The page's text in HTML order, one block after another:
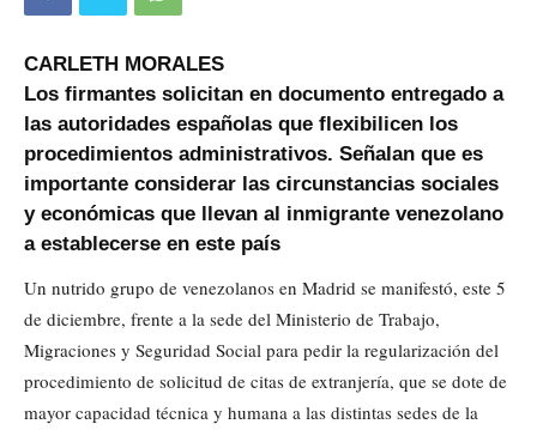
CARLETH MORALES
Los firmantes solicitan en documento entregado a
las autoridades españolas que flexibilicen los
procedimientos administrativos. Señalan que es
importante considerar las circunstancias sociales
y económicas que llevan al inmigrante venezolano
a establecerse en este país
Un nutrido grupo de venezolanos en Madrid se manifestó, este 5
de diciembre, frente a la sede del Ministerio de Trabajo,
Migraciones y Seguridad Social para pedir la regularización del
procedimiento de solicitud de citas de extranjería, que se dote de
mayor capacidad técnica y humana a las distintas sedes de la